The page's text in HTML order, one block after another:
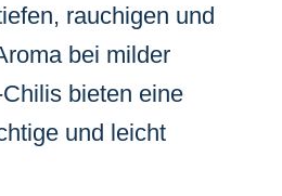
rauchigen und
bei milder
bieten eine
und leicht